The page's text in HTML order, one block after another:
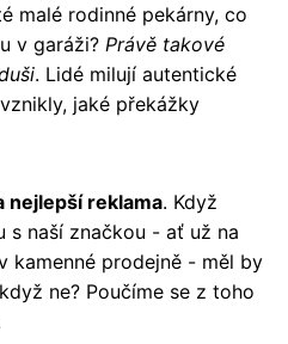
malé rodinné pekárny, co
v garáži? Právě takové
. Lidé milují autentické
jaké překážky
nejlepší reklama. Když
naší značkou - ať už na
kamenné prodejně - měl by
ne? Poučíme se z toho